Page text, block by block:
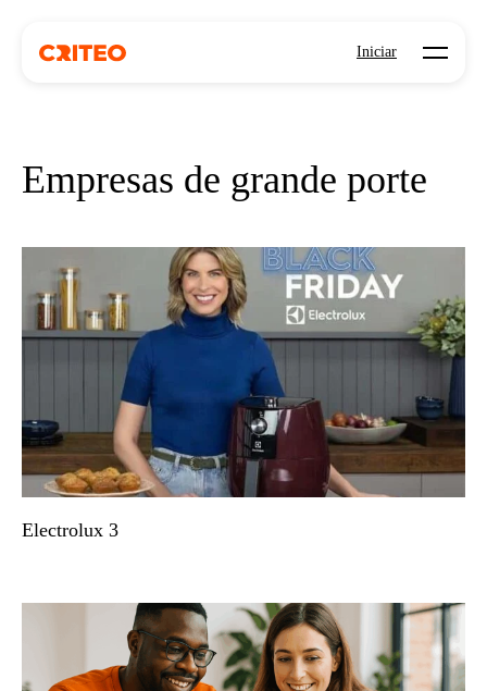
Iniciar Open
Empresas de grande porte
Electrolux 3